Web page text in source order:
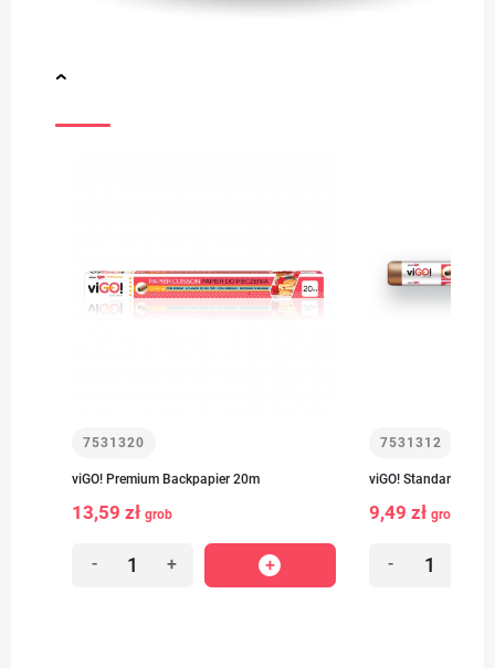
7531320
viGO! Premium Backpapier 20m
13,59 zł grob
- +
7531312
viGO! Standard-
9,49 zł grob
-